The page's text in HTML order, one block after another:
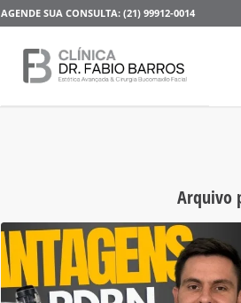
AGENDE SUA CONSULTA: (21) 99912-0014
Arquivo